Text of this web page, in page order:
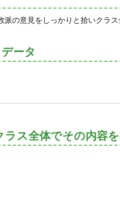
の意見をしっかりと拾いクラ
ータ
ス全体でその内容